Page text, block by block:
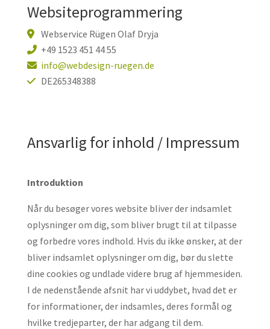
Websiteprogrammering
Webservice Rügen Olaf Dryja
+49 1523 451 44 55
info@webdesign-ruegen.de
DE265348388
Ansvarlig for inhold / Impressum
Introduktion
Når du besøger vores website bliver der indsamlet
oplysninger om dig, som bliver brugt til at tilpasse
og forbedre vores indhold. Hvis du ikke ønsker, at der
bliver indsamlet oplysninger om dig, bør du slette
dine cookies og undlade videre brug af hjemmesiden.
I de nedenstående afsnit har vi uddybet, hvad det er
for informationer, der indsamles, deres formål og
hvilke tredjeparter, der har adgang til dem.